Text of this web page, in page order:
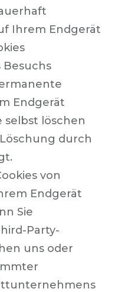
Ihrem Endgerät
Endgerät
selbst löschen
durch
von
Endgerät
Sie
Party-
uns oder